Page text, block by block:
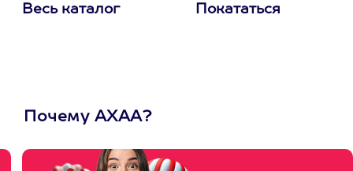
Весь каталог Покататься
Почему АХАА?